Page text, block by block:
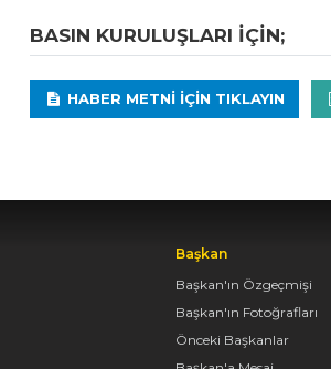
BASIN KURULUŞLARI IÇIN;
HABER METNI IÇIN TIKLAYIN
Başkan
Başkan'ın Özgeçmişi
Başkan'ın Fotoğrafları
Önceki Başkanlar